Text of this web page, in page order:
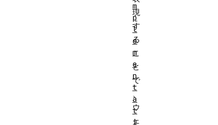
現
す
る
こ
と
で
、
ウ
ェ
m
p
l
e
m
e
n
t
a
t
i